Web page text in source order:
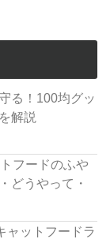
る！100均グッ
解説
フードのふや
どうやって・
ャットフードラ